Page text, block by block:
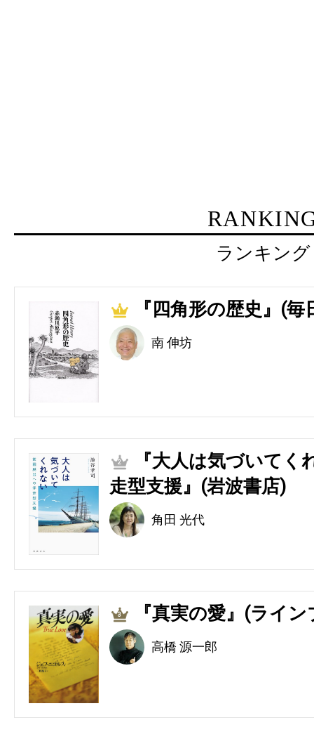
ランキング
1 『四角形の歴史』(毎
南 伸坊
2
『大人は気づいてく
走型支援』(岩波書店)
角田 光代
3 『真実の愛』(ライ
高橋 源一郎